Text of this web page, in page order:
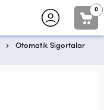
0
Otomatik Sigortalar